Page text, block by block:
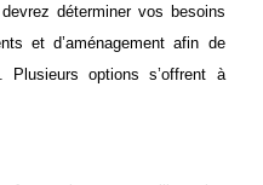
déterminer vos besoins
et d’aménagement afin de
Plusieurs options s’offrent à